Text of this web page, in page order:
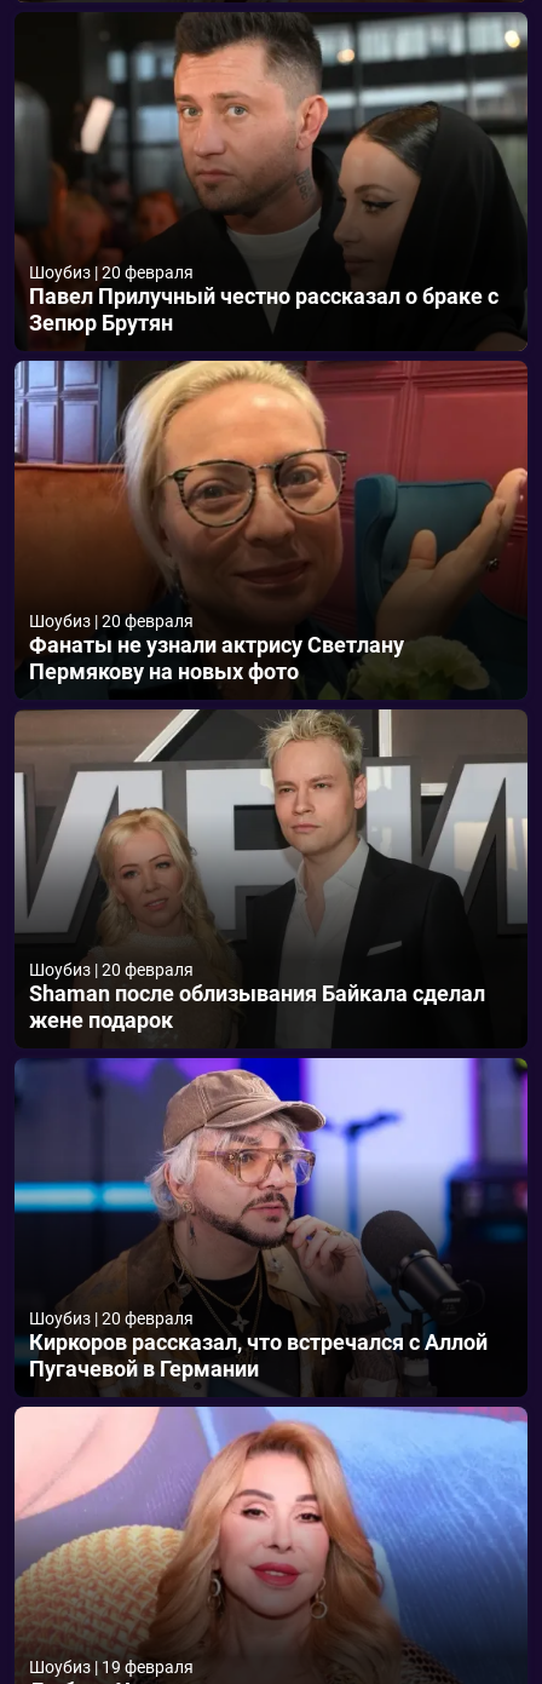
Шоубиз |20 февраля
Павел Прилучный честно рассказал о браке с
Зепюр Брутян
Шоубиз |20 февраля
Фанаты не узнали актрису Светлану
Пермякову на новых фото
Шоубиз |20 февраля
Shaman после облизывания Байкала сделал
жене подарок
Шоубиз |20 февраля
Киркоров рассказал, что встречался с Аллой
Пугачевой в Германии
Шоубиз | 19 февраля